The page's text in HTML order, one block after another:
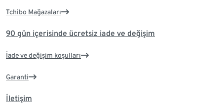
Tchibo Mağazaları
90 gün içerisinde ücretsiz iade ve değişim
İade ve değişim koşulları
Garanti
İletişim